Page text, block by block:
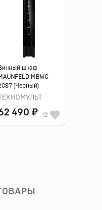
шкаф
MBWC-
(Черный)
ТЕХНОМУЛЬТ
490 ₽ 12